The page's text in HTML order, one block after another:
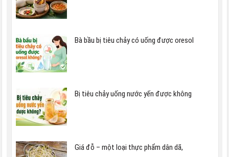
Bà bầu bị tiêu chảy có uống được oresol
Bị tiêu chảy uống nước yến được không
Giá đỗ – một loại thực phẩm dân dã,